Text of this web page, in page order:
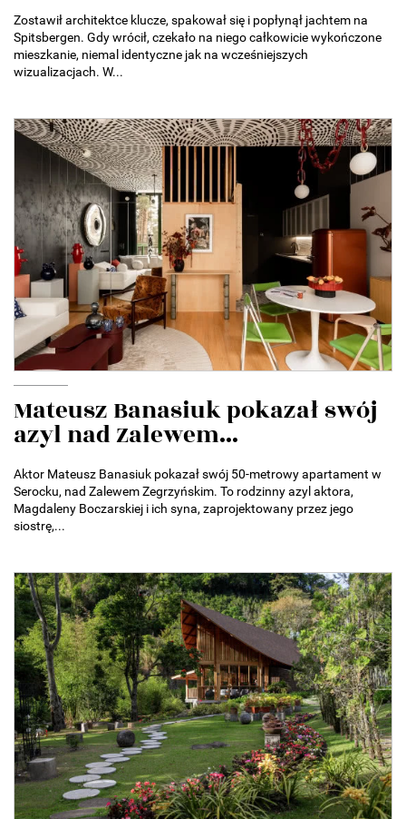
Zostawił architektce klucze, spakował się i popłynął jachtem na
Spitsbergen. Gdy wrócił, czekało na niego całkowicie wykończone
mieszkanie, niemal identyczne jak na wcześniejszych
wizualizacjach. W...
Mateusz Banasiuk pokazał swój
azyl nad Zalewem...
Aktor Mateusz Banasiuk pokazał swój 50-metrowy apartament w
Serocku, nad Zalewem Zegrzyńskim. To rodzinny azyl aktora,
Magdaleny Boczarskiej i ich syna, zaprojektowany przez jego
siostrę,...